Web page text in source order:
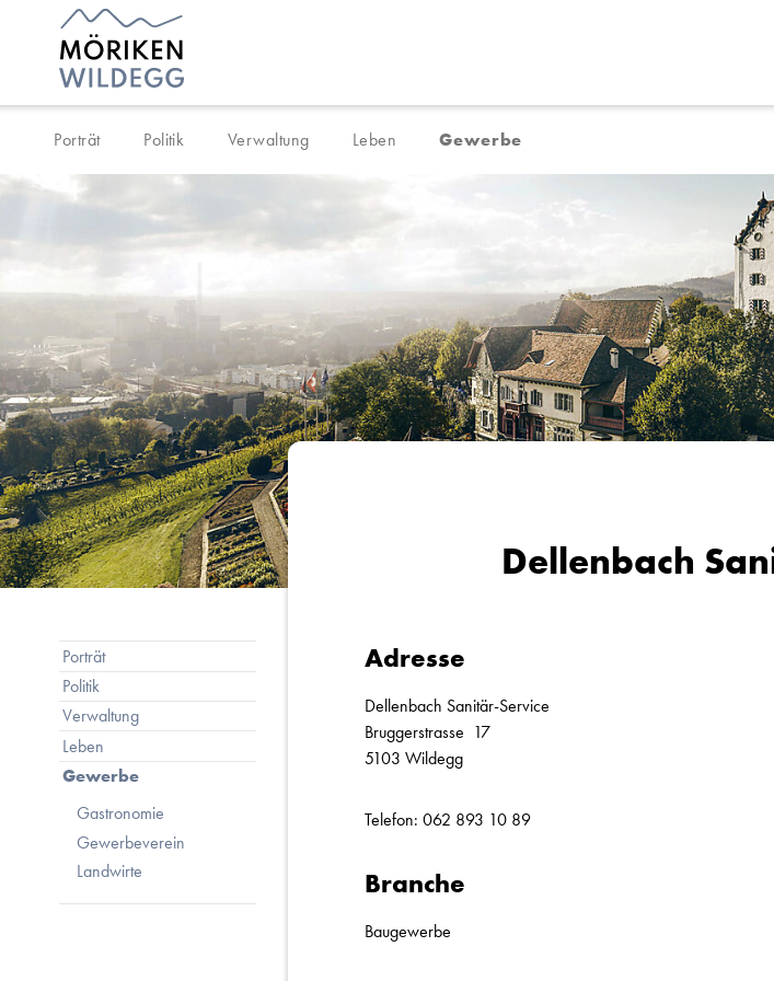
Navigieren in Möriken-Wildegg
Schnellnavigation
Porträt Politik Verwaltung Leben Gewerbe
Subnavigation
Porträt
Politik
Verwaltung
Leben
Gewerbe
Gastronomie
Gewerbeverein
Landwirte
Dellenbach
Adresse
Dellenbach Sanitär-Service
Bruggerstrasse 17
5103 Wildegg
Telefon: 062 893 10 89
Branche
Baugewerbe